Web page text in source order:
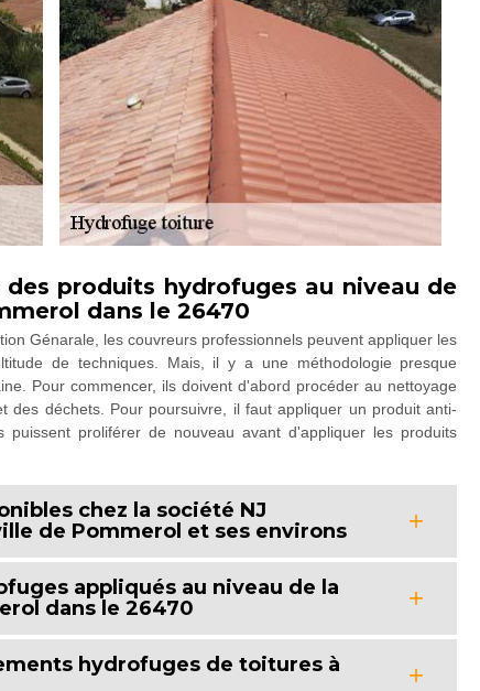
produits hydrofuges au niveau de
dans le 26470
Génarale, les couvreurs professionnels peuvent appliquer les
de techniques. Mais, il y a une méthodologie presque
Pour commencer, ils doivent d'abord procéder au nettoyage
déchets. Pour poursuivre, il faut appliquer un produit anti-
proliférer de nouveau avant d'appliquer les produits
chez la société NJ
de Pommerol et ses environs
appliqués au niveau de la
dans le 26470
hydrofuges de toitures à